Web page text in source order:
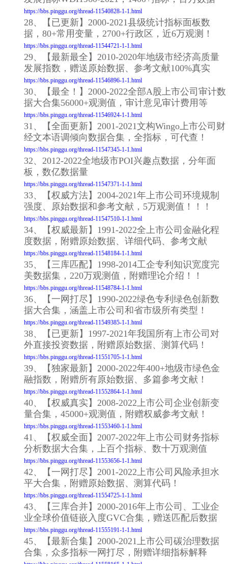
https://bbs.pinggu.org/thread-11540828-1-1.html
28、【已更新】2000-2021县级统计指标面板数
据，80+常用变量，2700+行政区，近6万观测！
https://bbs.pinggu.org/thread-11544721-1-1.html
29、【最新最全】2010-2020年地级市经济高质量
发展指数，赠送原始数据、参考文献100%真实
https://bbs.pinggu.org/thread-11546896-1-1.html
30、【最全！】2000-2022全部A股上市公司审计数
据大合集56000+观测值，审计意见审计费用等
https://bbs.pinggu.org/thread-11546924-1-1.html
31、【全面更新】2001-2021文构Wingo上市公司财
经文本语调倾向数据合集，全指标，可代查！
https://bbs.pinggu.org/thread-11547345-1-1.html
32、2012-2022全地级市POI兴趣点数据，分年面
板，数亿数据量
https://bbs.pinggu.org/thread-11547371-1-1.html
33、【权威方法】2004-2021年上市公司环境规制
强度、原始数据和参考文献，5万观测值！！！
https://bbs.pinggu.org/thread-11547510-1-1.html
34、【权威最新】1991-2022全上市公司金融化程
度数据，附赠原始数据、详细代码、参考文献
https://bbs.pinggu.org/thread-11548184-1-1.html
35、【三库匹配】1998-2014工企专利知识宽度完
美数据集，220万观测值，附赠理论介绍！！
https://bbs.pinggu.org/thread-11548784-1-1.html
36、【一网打尽】1990-2022绿色专利绿色创新数
据大合集，涵盖上市公司和省市级所有类型！
https://bbs.pinggu.org/thread-11549385-1-1.html
38、【已更新】1997-2021年我国所有上市公司对
外直接投资数据，附赠原始数据、测算代码！
https://bbs.pinggu.org/thread-11551705-1-1.html
39、【独家最新】2000-2022年400+地级市绿色金
融指数，附赠所有原始数据、多篇参考文献！
https://bbs.pinggu.org/thread-11552864-1-1.html
40、【权威真实】2008-2022上市公司企业创新变
量合集，45000+观测值，附赠权威参考文献！
https://bbs.pinggu.org/thread-11553460-1-1.html
41、【权威全面】2007-2022年上市公司财务指标
分析数据大合集，上百个指标、数十万观测值
https://bbs.pinggu.org/thread-11553656-1-1.html
42、【一网打尽】2001-2022上市公司风险承担水
平大合集，附赠原始数据、测算代码！
https://bbs.pinggu.org/thread-11554725-1-1.html
43、【三库合并】2000-2016年上市公司、工业企
业全球价值链嵌入度GVC合集，赠送匹配后数据
https://bbs.pinggu.org/thread-11555191-1-1.html
45、【最新合集】2000-2021上市公司碳治理数据
合集，众多指标一网打尽，附赠详细指标解释